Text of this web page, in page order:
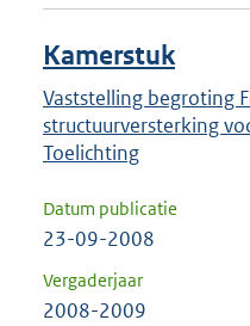
Kamerstuk
Vaststelling begroting
structuurversterking
Toelichting
Datum publicatie
23-09-2008
Vergaderjaar
2008-2009